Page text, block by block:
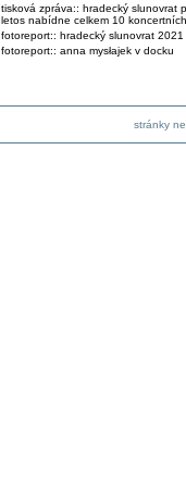
tisková zpráva:: hradecký slunovrat
letos nabídne celkem 10
fotoreport:: hradecký slunovrat
fotoreport:: anna mysłajek v docku
stránky